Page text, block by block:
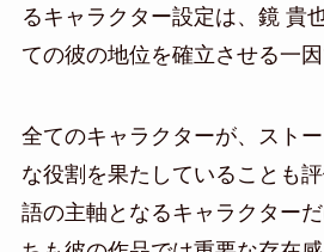
るキャラクター設定は、鏡 貴
ての彼の地位を確立させる一因
全てのキャラクターが、スト
な役割を果たしていることも
語の主軸となるキャラクター